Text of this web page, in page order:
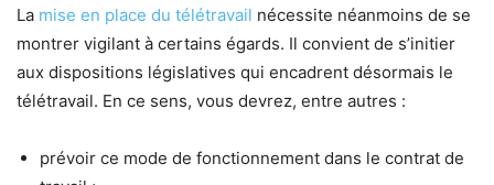
La mise en place du télétravail nécessite néanmoins de se
montrer vigilant à certains égards. Il convient de s’initier
aux dispositions législatives qui encadrent désormais le
télétravail. En ce sens, vous devrez, entre autres :
prévoir ce mode de fonctionnement dans le contrat de